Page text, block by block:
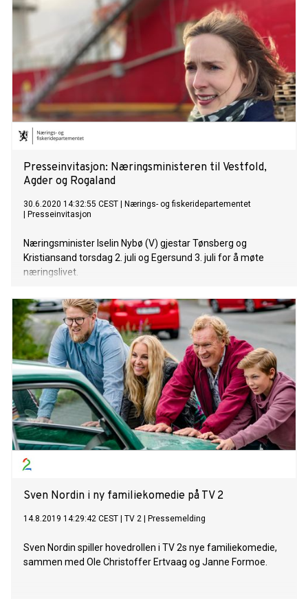
Filmen troner alltid øverst i kåringer av den kjæreste
julefilmen, og er blitt en viktig del av nasjonens juletradisjon.
Vi har lett høyt og lavt i by og land, østenfor sol og vestenfor
måne på jakt etter vår Askepott. - Da vi fant Astrid, var det
ikke lenger noen tvil! Hun har en utstråling som skinner rett
gjennom kameralinsene. Jeg fikk ordentlig gåsehud da jeg
så prøvefilmingen hennes, sier produsent Frederick P N
Howard. - Jeg er så utrolig glad og ydmyk over å kunne
fortelle at jeg har fått muligheten til å spille i min første film!
Jeg trodde fø
Presseinvitasjon: Næringsministeren til Vestfold,
Agder og Rogaland
30.6.2020 14:32:55 CEST
Nærings- og fiskeridepartementet
Presseinvitasjon
Næringsminister Iselin Nybø (V) gjestar Tønsberg og
Kristiansand torsdag 2. juli og Egersund 3. juli for å møte
næringslivet.
Sven Nordin i ny familiekomedie på TV 2
14.8.2019 14:29:42 CEST TV 2 Pressemelding
Sven Nordin spiller hovedrollen i TV 2s nye familiekomedie,
sammen med Ole Christoffer Ertvaag og Janne Formoe.